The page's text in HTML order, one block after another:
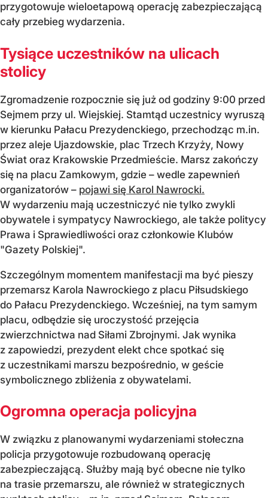
przygotowuje wieloetapową operację zabezpieczającą
cały przebieg wydarzenia.
Tysiące uczestników na ulicach
stolicy
Zgromadzenie rozpocznie się już od godziny 9:00 przed
Sejmem przy ul. Wiejskiej. Stamtąd uczestnicy wyruszą
w kierunku Pałacu Prezydenckiego, przechodząc m.in.
przez aleje Ujazdowskie, plac Trzech Krzyży, Nowy
Świat oraz Krakowskie Przedmieście. Marsz zakończy
się na placu Zamkowym, gdzie – wedle zapewnień
organizatorów – pojawi się Karol Nawrocki.
W wydarzeniu mają uczestniczyć nie tylko zwykli
obywatele i sympatycy Nawrockiego, ale także politycy
Prawa i Sprawiedliwości oraz członkowie Klubów
"Gazety Polskiej".
Szczególnym momentem manifestacji ma być pieszy
przemarsz Karola Nawrockiego z placu Piłsudskiego
do Pałacu Prezydenckiego. Wcześniej, na tym samym
placu, odbędzie się uroczystość przejęcia
zwierzchnictwa nad Siłami Zbrojnymi. Jak wynika
z zapowiedzi, prezydent elekt chce spotkać się
z uczestnikami marszu bezpośrednio, w geście
symbolicznego zbliżenia z obywatelami.
Ogromna operacja policyjna
W związku z planowanymi wydarzeniami stołeczna
policja przygotowuje rozbudowaną operację
zabezpieczającą. Służby mają być obecne nie tylko
na trasie przemarszu, ale również w strategicznych